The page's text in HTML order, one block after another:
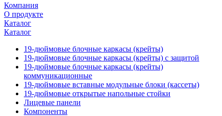
Компания
О продукте
Каталог
Каталог
19-дюймовые блочные каркасы (крейты)
19-дюймовые блочные каркасы (крейты) с защитой
19-дюймовые блочные каркасы (крейты)
коммуникационные
19-дюймовые вставные модульные блоки (кассеты)
19-дюймовые открытые напольные стойки
Лицевые панели
Компоненты